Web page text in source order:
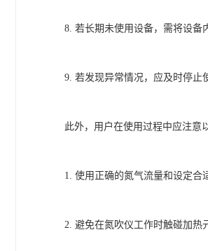
8. 若长期未使用设备，需将设备
9. 若发现异常情况，应及时停止
此外，用户在使用过程中应注意
1. 使用正确的氮气流量和设定合
2. 避免在氮吹仪工作时触碰加热